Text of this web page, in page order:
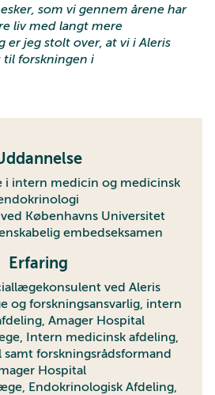
som vi gennem årene har
liv med langt mere
er jeg stolt over, at vi i Aleris
forskningen i
i intern medicin og medicinsk
Københavns Universitet
embedseksamen
Erfaring
ved Aleris
og forskningsansvarlig, intern
Amager Hospital
Intern medicinsk afdeling,
samt forskningsrådsformand
Hospital
Endokrinologisk Afdeling,